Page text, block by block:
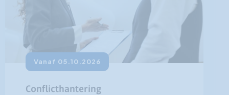
Vanaf 05.10.2026
Conflicthantering